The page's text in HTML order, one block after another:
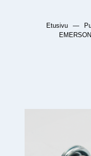
Etusivu —